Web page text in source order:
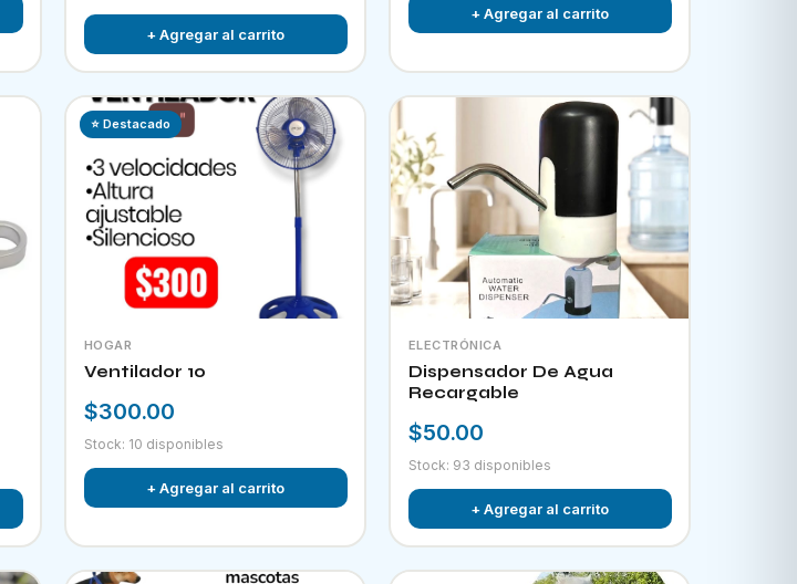
+ Agregar al carrito
+ Agregar al carrito
⭐ Destacado
HOGAR
Ventilador 10
$300.00
Stock: 10 disponibles
+ Agregar al carrito
ELECTRÓNICA
Dispensador De Agua
Recargable
$50.00
Stock: 93 disponibles
+ Agregar al carrito